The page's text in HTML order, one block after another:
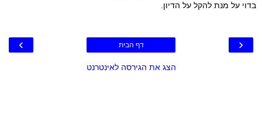
בדוי על מנת להקל על הדיון.
‹
› דף הבית
הצג את הגירסה לאינטרנט